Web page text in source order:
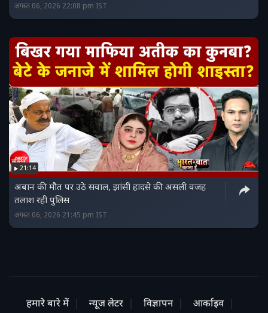
अगस्त 06, 2026 22:08 pm IST
21:14
अबान की मौत पर उठे सवाल, झांसी हादसे की असली वजह
तलाश रही पुलिस
अगस्त 06, 2026 21:45 pm IST
हमारे बारे में न्यूज लेटर विज्ञापन
आर्काइव